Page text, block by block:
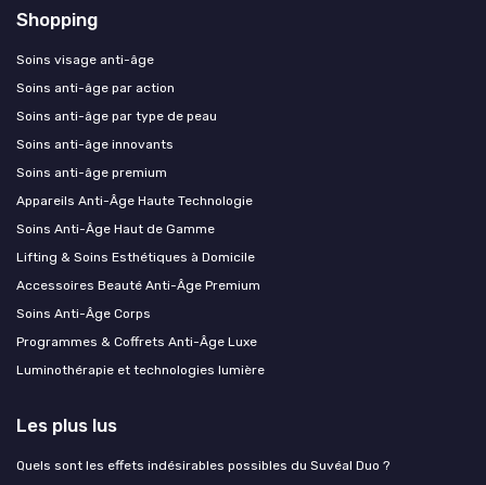
Shopping
Soins visage anti-âge
Soins anti-âge par action
Soins anti-âge par type de peau
Soins anti-âge innovants
Soins anti-âge premium
Appareils Anti-Âge Haute Technologie
Soins Anti-Âge Haut de Gamme
Lifting & Soins Esthétiques à Domicile
Accessoires Beauté Anti-Âge Premium
Soins Anti-Âge Corps
Programmes & Coffrets Anti-Âge Luxe
Luminothérapie et technologies lumière
Les plus lus
Quels sont les effets indésirables possibles du Suvéal Duo ?